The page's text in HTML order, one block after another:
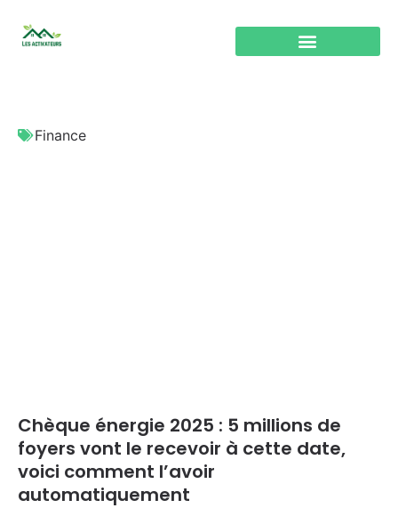
Finance
Chèque énergie 2025 : 5 millions de
foyers vont le recevoir à cette date,
voici comment l’avoir
automatiquement